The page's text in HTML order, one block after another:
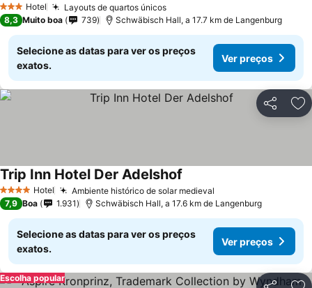
3 EstrelasHotel Layouts de quartos únicos
8,3 Muito boa 739 Schwäbisch Hall, a 17.7 km de Langenburg
Selecione as datas para ver os preços
exatos.
Ver preços
Partilhar
4 EstrelasHotel Ambiente histórico de solar medieval
Trip Inn Hotel Der Adelshof
7,9 Boa 1.931 Schwäbisch Hall, a 17.6 km de Langenburg
Selecione as datas para ver os preços
exatos.
Ver preços
Escolha popular